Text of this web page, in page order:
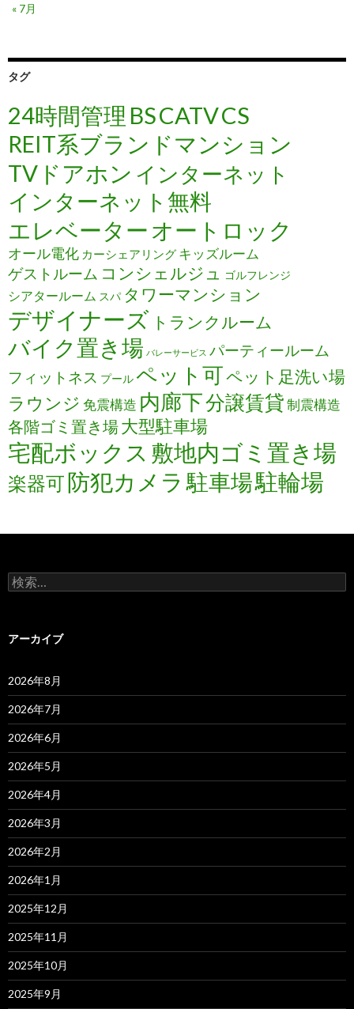
« 7月
タグ
24時間管理 BSCATVCS
REIT系ブランドマンション
TVドアホン インターネット
インターネット無料
エレベーター オートロック
オール電化 カーシェアリング キッズルーム
ゲストルーム コンシェルジュ ゴルフレンジ
シアタールーム スパ タワーマンション
デザイナーズ トランクルーム
バイク置き場 バレーサービス パーティールーム
フィットネス プールペット可ペット足洗い場
ラウンジ 免震構造 内廊下分譲賃貸制震構造
各階ゴミ置き場大型駐車場
宅配ボックス 敷地内ゴミ置き場
楽器可防犯カメラ 駐車場駐輪場
検
索:
アーカイブ
2026年8月
2026年7月
2026年6月
2026年5月
2026年4月
2026年3月
2026年2月
2026年1月
2025年12月
2025年11月
2025年10月
2025年9月